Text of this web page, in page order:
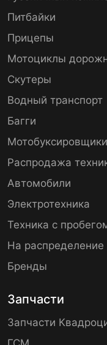
Питбайки
Прицепы
Мотоциклы
Скутеры
Водный транспорт
Багги
Мотобуксировщики
Распродажа
Автомобили
Электротехника
Техника с
На распределение
Бренды
Запчасти
Запчасти